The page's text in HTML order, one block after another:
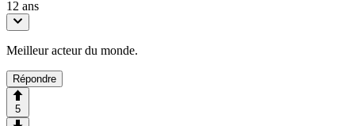
12 ans
Meilleur acteur du monde.
Répondre
5